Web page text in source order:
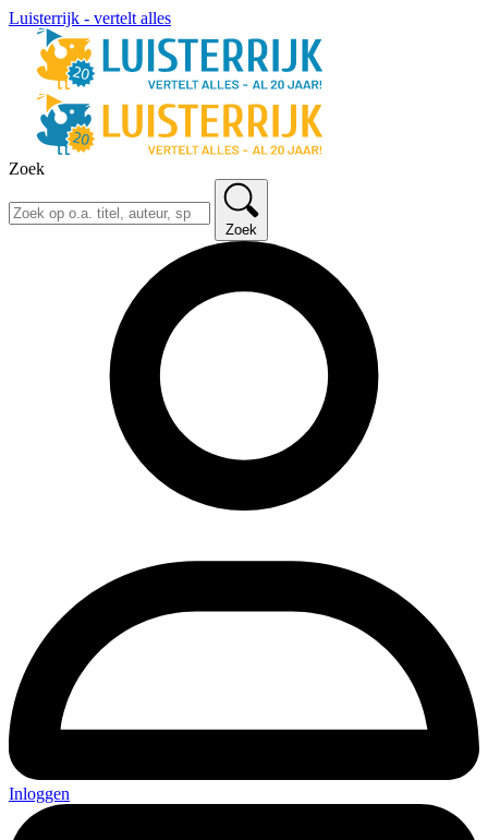
Luisterrijk - vertelt alles
Zoek
Zoek
Inloggen